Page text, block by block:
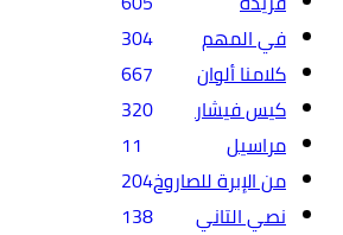
في المهم
304
كلامنا ألوان
667
كيس فيشار
320
مراسيل
11
من الإبرة للصاروخ204
نصي التاني
138